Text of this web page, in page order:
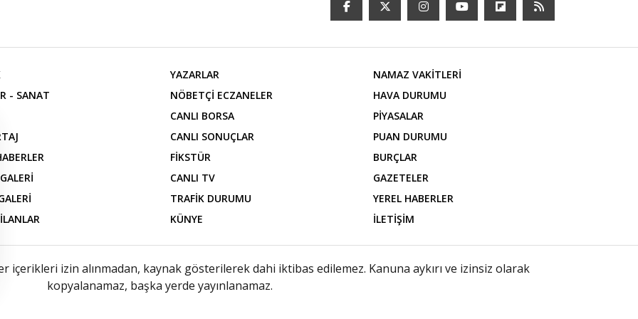
- SANAT
YAZARLAR
NÖBETÇİ ECZANELER
CANLI BORSA
CANLI SONUÇLAR
FİKSTÜR
CANLI TV
TRAFİK DURUMU
KÜNYE
NAMAZ VAKİTLERİ
HAVA DURUMU
PİYASALAR
PUAN DURUMU
BURÇLAR
GAZETELER
YEREL HABERLER
İLETİŞİM
içerikleri izin alınmadan, kaynak gösterilerek dahi iktibas edilemez. Kanuna aykırı ve izinsiz olarak
kopyalanamaz, başka yerde yayınlanamaz.